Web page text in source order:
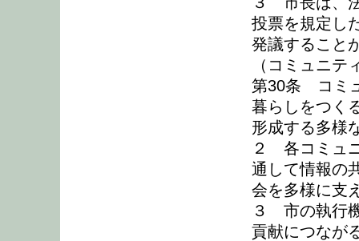
投票を規定し
発議すること
（コミュニテ
第30条 コミ
暮らしをつく
形成する多様
２ 各コミュ
通して情報の
会を多様に支
３ 市の執行
貢献につなが